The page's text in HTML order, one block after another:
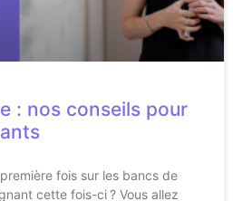
: nos conseils pour
fois sur les bancs de
cette fois-ci ? Vous allez